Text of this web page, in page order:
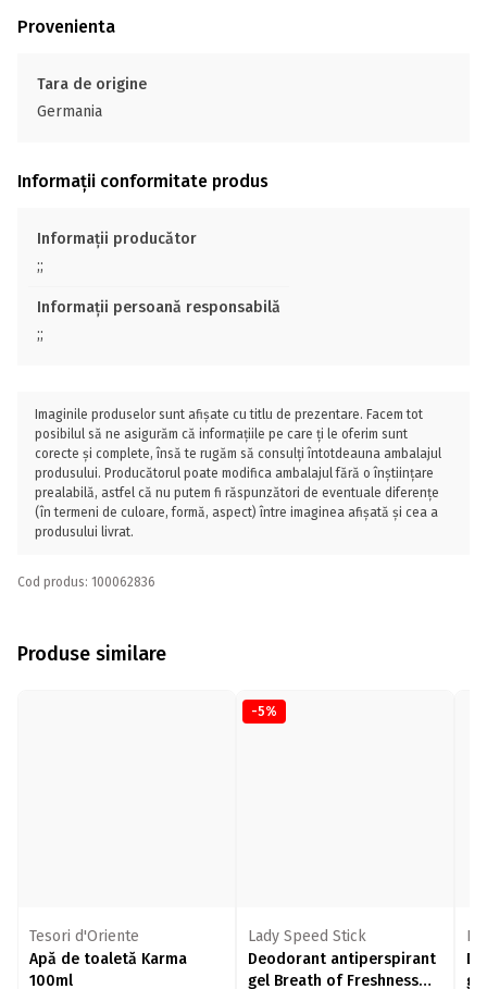
Provenienta
Tara de origine
Germania
Informații conformitate produs
Informații producător
;;
Informații persoană responsabilă
;;
Imaginile produselor sunt afișate cu titlu de prezentare. Facem tot
posibilul să ne asigurăm că informațiile pe care ți le oferim sunt
corecte și complete, însă te rugăm să consulți întotdeauna ambalajul
produsului. Producătorul poate modifica ambalajul fără o înștiințare
prealabilă, astfel că nu putem fi răspunzători de eventuale diferențe
(în termeni de culoare, formă, aspect) între imaginea afișată și cea a
produsului livrat.
Cod produs: 100062836
Produse similare
Tesori d'Oriente
Apă de toaletă Karma
100ml
-5%
Lady Speed Stick
Deodorant antiperspirant
gel Breath of Freshness